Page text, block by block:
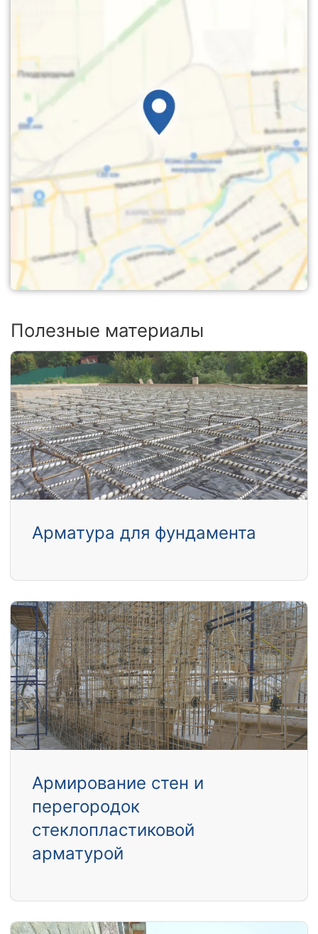
Полезные материалы
Арматура для фундамента
Армирование стен и
перегородок
стеклопластиковой
арматурой